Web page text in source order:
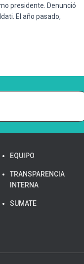
presidente. Denunció
El año pasado,
EQUIPO
TRANSPARENCIA
INTERNA
SUMATE